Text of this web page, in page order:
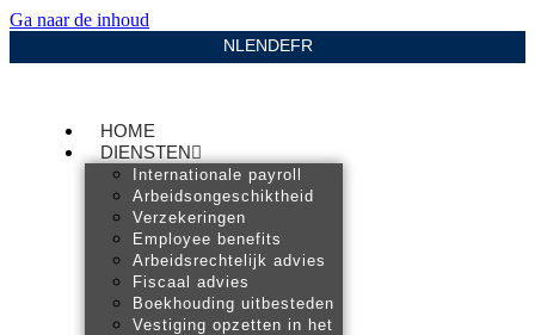
Ga naar de inhoud
NLENDEFR
HOME
DIENSTEN
Internationale payroll
Arbeidsongeschiktheid
Verzekeringen
Employee benefits
Arbeidsrechtelijk advies
Fiscaal advies
Boekhouding uitbesteden
Vestiging opzetten in het